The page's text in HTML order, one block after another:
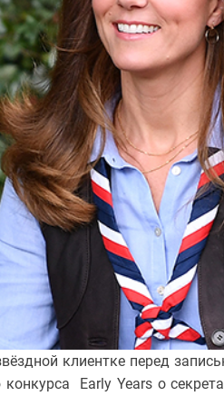
клиентке перед
Early Years о